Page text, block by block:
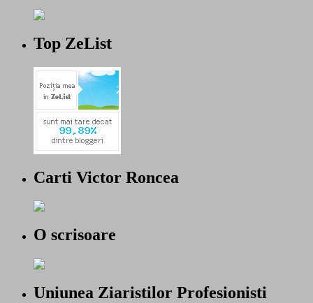
Top ZeList
Carti Victor Roncea
O scrisoare
Uniunea Ziaristilor Profesionisti